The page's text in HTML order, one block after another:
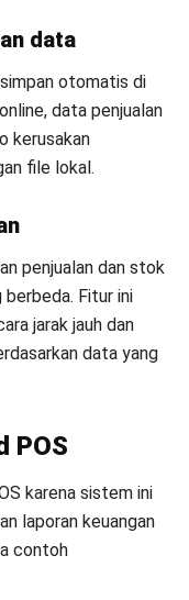
data
otomatis di
data penjualan
kerusakan
file lokal.
penjualan dan stok
berbeda. Fitur ini
jarak jauh dan
data yang
POS
karena sistem ini
laporan keuangan
contoh